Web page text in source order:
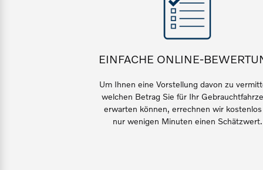
Volvo Selekt Gebrauchtwagen
Die Neuwagenalternative
Mehr erfahren
Aktuelle Serviceangebote
Service by Volvo
Sie erhalten bei uns eine Vielzahl
EINFACHE ONLINE-
Um Ihnen eine Vorstellung davon zu
welchen Betrag Sie für Ihr
erwarten können, errechnen wir kostenlos
nur wenigen Minuten einen Schätzwert.